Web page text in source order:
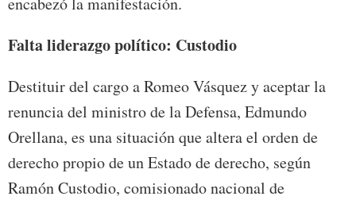
Falta liderazgo político: Custodio
Destituir del cargo a Romeo Vásquez y aceptar la
renuncia del ministro de la Defensa, Edmundo
Orellana, es una situación que altera el orden de
derecho propio de un Estado de derecho, según
Ramón Custodio, comisionado nacional de